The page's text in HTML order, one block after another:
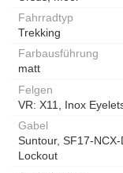
Fahrradtyp
Trekking
Farbausführung
matt
Felgen
VR: X11, Inox
Gabel
Suntour, SF17-
Lockout